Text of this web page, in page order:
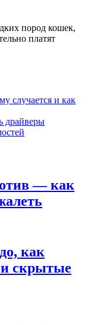
пород кошек,
платят
случается и как
драйверы
— как
как
скрытые